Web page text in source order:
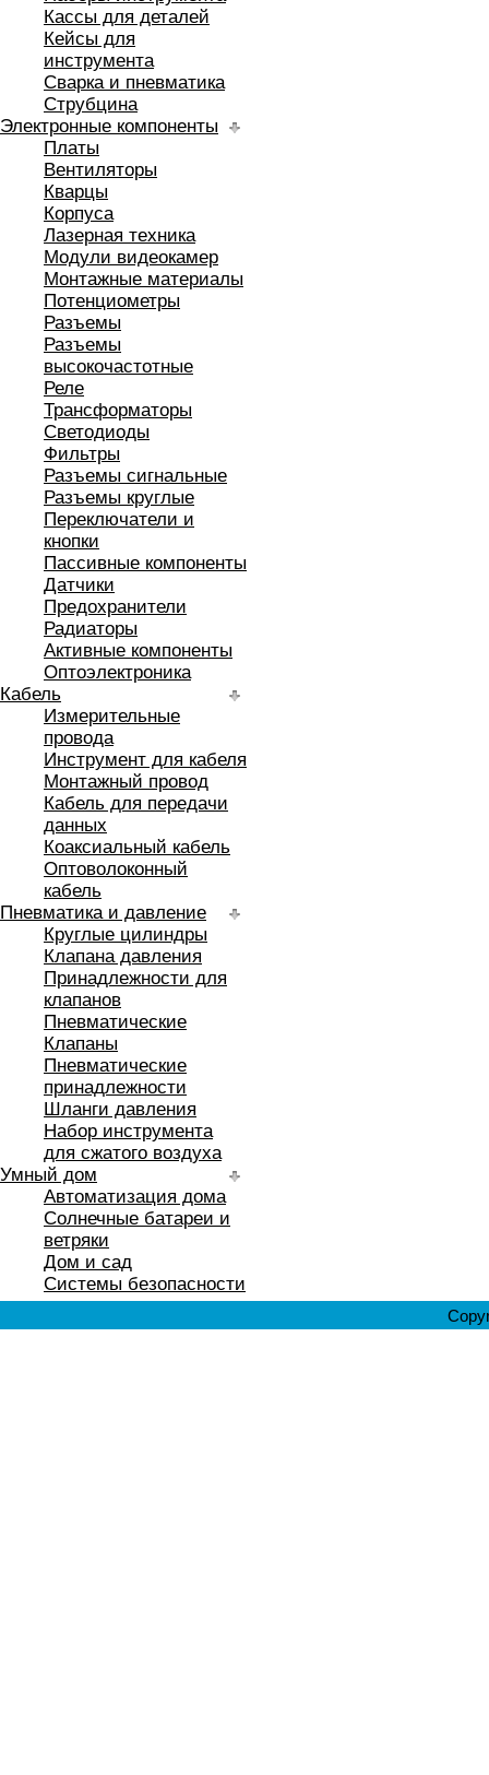
Кассы для деталей
Кейсы для
инструмента
Сварка и пневматика
Струбцина
Электронные компоненты
Платы
Вентиляторы
Кварцы
Корпуса
Лазерная техника
Модули видеокамер
Монтажные материалы
Потенциометры
Разъемы
Разъемы
высокочастотные
Реле
Трансформаторы
Светодиоды
Фильтры
Разъемы сигнальные
Разъемы круглые
Переключатели и
кнопки
Пассивные компоненты
Датчики
Предохранители
Радиаторы
Активные компоненты
Оптоэлектроника
Кабель
Измерительные
провода
Инструмент для кабеля
Монтажный провод
Кабель для передачи
данных
Коаксиальный кабель
Оптоволоконный
кабель
Пневматика и давление
Круглые цилиндры
Клапана давления
Принадлежности для
клапанов
Пневматические
Клапаны
Пневматические
принадлежности
Шланги давления
Набор инструмента
для сжатого воздуха
Умный дом
Автоматизация дома
Солнечные батареи и
ветряки
Дом и сад
Системы безопасности